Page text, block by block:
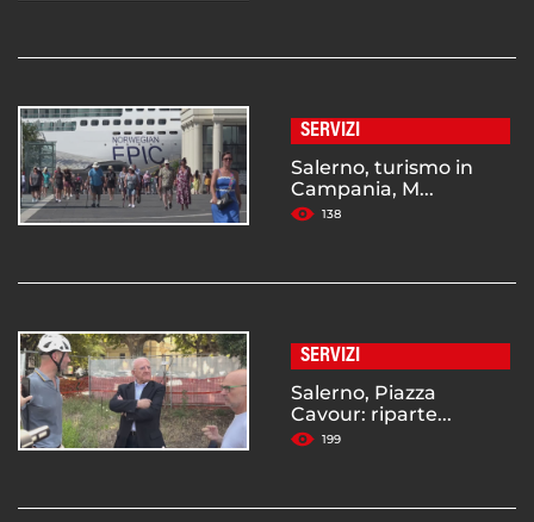
SERVIZI
Salerno, turismo in
Campania, M...
138
SERVIZI
Salerno, Piazza
Cavour: riparte...
199